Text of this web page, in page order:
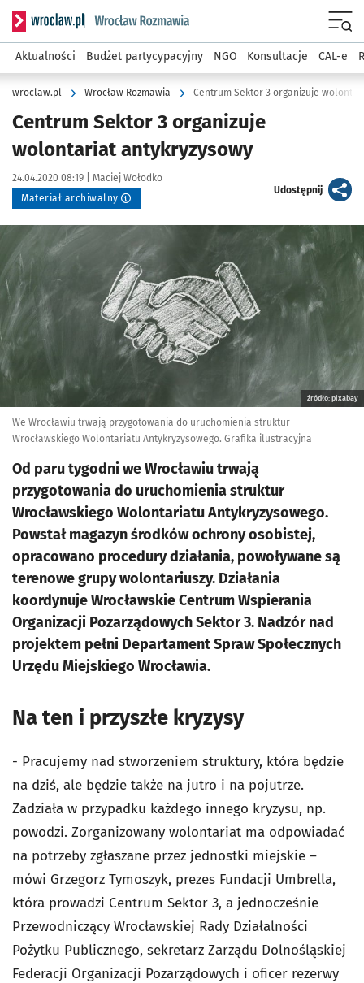
Serwis informacyjny wroclaw.pl podserwis: Rozmawia
Aktualności Budżet partycypacyjny NGO Konsultacje CAL-e
wroclaw.pl Wrocław Rozmawia Centrum Sektor 3 organizuje
Centrum Sektor 3 organizuje
wolontariat antykryzysowy
Data publikacji:
24.04.2020 08:19 | Autor:
Maciej Wołodko
Materiał archiwalny
Udostępnijartykuł
Kliknij, aby powiększyć
źródło: pixabay
We Wrocławiu trwają przygotowania do uruchomienia struktur
Wrocławskiego Wolontariatu Antykryzysowego. Grafika ilustracyjna
Od paru tygodni we Wrocławiu trwają
przygotowania do uruchomienia struktur
Wrocławskiego Wolontariatu Antykryzysowego.
Powstał magazyn środków ochrony osobistej,
opracowano procedury działania, powoływane są
terenowe grupy wolontariuszy. Działania
koordynuje Wrocławskie Centrum Wspierania
Organizacji Pozarządowych Sektor 3. Nadzór nad
projektem pełni Departament Spraw Społecznych
Urzędu Miejskiego Wrocławia.
Na ten i przyszłe kryzysy
- Pracujemy nad stworzeniem struktury, która będzie
na dziś, ale będzie także na jutro i na pojutrze.
Zadziała w przypadku każdego innego kryzysu, np.
powodzi. Zorganizowany wolontariat ma odpowiadać
na potrzeby zgłaszane przez jednostki miejskie –
mówi Grzegorz Tymoszyk, prezes Fundacji Umbrella,
która prowadzi Centrum Sektor 3, a jednocześnie
Przewodniczący Wrocławskiej Rady Działalności
Pożytku Publicznego, sekretarz Zarządu Dolnośląskiej
Federacji Organizacji Pozarządowych i oficer rezerwy